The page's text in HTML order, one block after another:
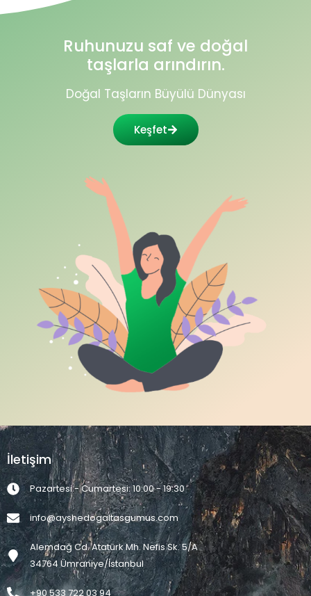
Ruhunuzu saf ve doğal
taşlarla arındırın.
Doğal Taşların Büyülü Dünyası
Keşfet
İletişim
Pazartesi - Cumartesi: 10:00 - 19:30
info@ayshedogaltasgumus.com
Alemdağ Cd. Atatürk Mh. Nefis Sk. 5/A
34764 Ümraniye/İstanbul
+90 533 722 03 94